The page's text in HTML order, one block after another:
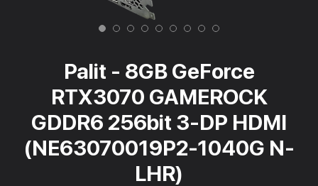
Palit - 8GB GeForce
RTX3070 GAMEROCK
GDDR6 256bit 3-DP HDMI
(NE63070019P2-1040G N-
LHR)